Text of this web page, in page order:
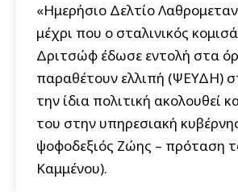
«Ημερήσιο Δελτίο
μέχρι που ο σταλινικός
Δριτσώφ έδωσε εντολή στα
παραθέτουν ελλιπή (ΨΕΥΔΗ)
την ίδια πολιτική ακολουθεί
του στην υπηρεσιακή
ψοφοδεξιός Ζώης – πρόταση
Καμμένου).